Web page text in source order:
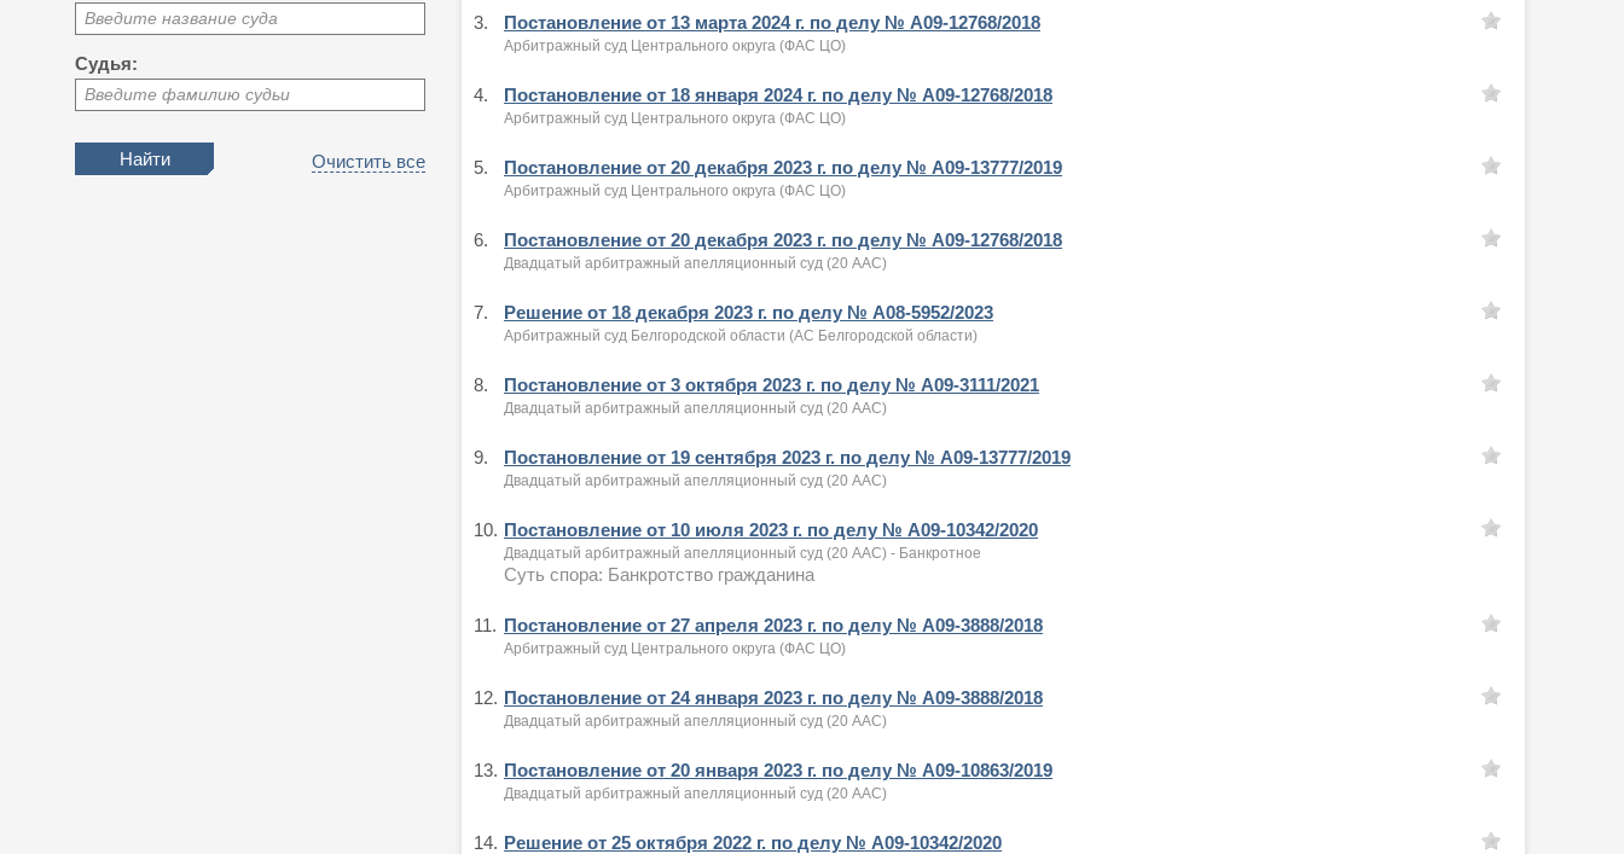
Введите название суда
Судья:
Введите фамилию судьи
Очистить все
3. Постановление от 13 марта 2024 г. по делу № А09-12768/2018
Арбитражный суд Центрального округа (ФАС ЦО)
4. Постановление от 18 января 2024 г. по делу № А09-12768/2018
Арбитражный суд Центрального округа (ФАС ЦО)
5. Постановление от 20 декабря 2023 г. по делу № А09-13777/2019
Арбитражный суд Центрального округа (ФАС ЦО)
6. Постановление от 20 декабря 2023 г. по делу № А09-12768/2018
Двадцатый арбитражный апелляционный суд (20 ААС)
7. Решение от 18 декабря 2023 г. по делу № А08-5952/2023
Арбитражный суд Белгородской области (АС Белгородской области)
8. Постановление от 3 октября 2023 г. по делу № А09-3111/2021
Двадцатый арбитражный апелляционный суд (20 ААС)
9. Постановление от 19 сентября 2023 г. по делу № А09-13777/2019
Двадцатый арбитражный апелляционный суд (20 ААС)
10. Постановление от 10 июля 2023 г. по делу № А09-10342/2020
Двадцатый арбитражный апелляционный суд (20 ААС) - Банкротное
Суть спора: Банкротство гражданина
11. Постановление от 27 апреля 2023 г. по делу № А09-3888/2018
Арбитражный суд Центрального округа (ФАС ЦО)
12. Постановление от 24 января 2023 г. по делу № А09-3888/2018
Двадцатый арбитражный апелляционный суд (20 ААС)
13. Постановление от 20 января 2023 г. по делу № А09-10863/2019
Двадцатый арбитражный апелляционный суд (20 ААС)
14. Решение от 25 октября 2022 г. по делу № А09-10342/2020